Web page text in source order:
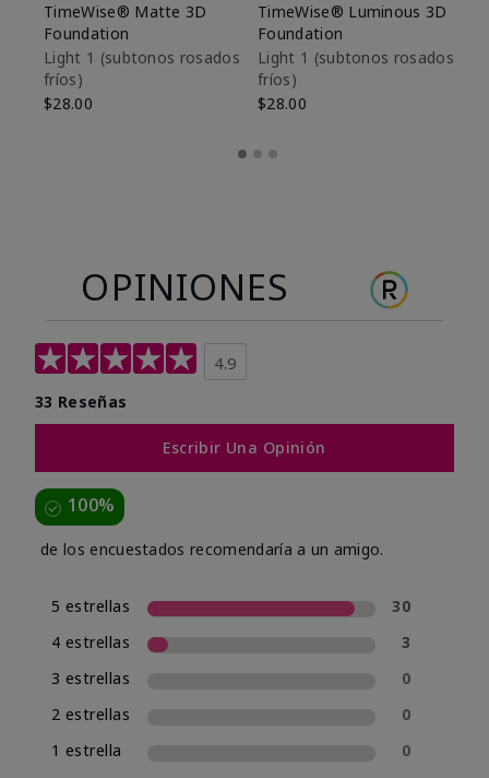
TimeWise® Matte 3D
Foundation
Light 1​ (subtonos rosados
fríos)
$28.00
TimeWise® Luminous 3D
Foundation
Light 1​ (subtonos rosados
fríos)
$28.00
OPINIONES
4.9
33 Reseñas
Escribir Una Opinión
100%
de los encuestados recomendaría a un amigo.
5 estrellas
30
4 estrellas
3
3 estrellas
0
2 estrellas
0
1 estrella
0